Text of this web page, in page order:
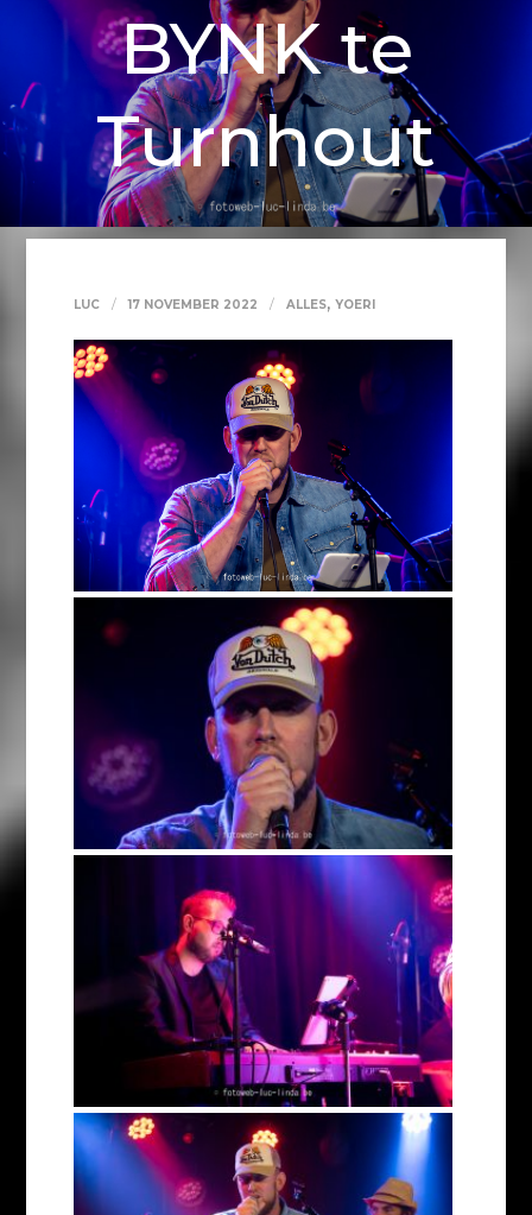
BYNK te
Turnhout
LUC 17 NOVEMBER 2022 ALLES,YOERI